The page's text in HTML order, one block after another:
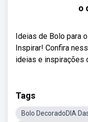
o
Ideias de Bolo para
Inspirar! Confira
ideias e inspirações
Tags
Bolo DecoradoDIA